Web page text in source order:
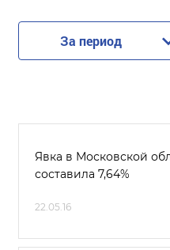
За период
Явка в Московской
составила 7,64%
22.05.16